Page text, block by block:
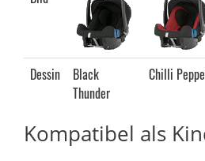
Dessin
Black
Thunder
Chilli
Kompatibel als